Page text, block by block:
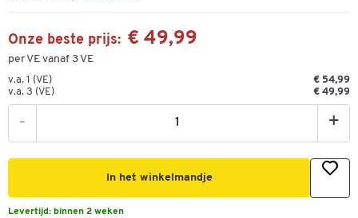
Onze beste prijs: € 49,99
per VE vanaf 3 VE
v.a. 1 (VE)
€ 54,99
v.a. 3 (VE)
€ 49,99
- +
In het winkelmandje
Levertijd: binnen 2 weken